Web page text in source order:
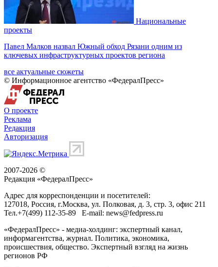
Национальные
проекты
Павел Малков назвал Южный обход Рязани одним из
ключевых инфраструктурных проектов региона
все актуальные сюжеты
© Информационное агентство «ФедералПресс»
О проекте
Реклама
Редакция
Авторизация
2007-2026 ©
Редакция «ФедералПресс»
Адрес для корреспонденции и посетителей:
127018, Россия, г.Москва, ул. Полковая, д. 3, стр. 3, офис 211
Тел.+7(499) 112-35-89 E-mail: news@fedpress.ru
«ФедералПресс» - медиа-холдинг: экспертный канал,
информагентства, журнал. Политика, экономика,
происшествия, общество. Экспертный взгляд на жизнь
регионов РФ